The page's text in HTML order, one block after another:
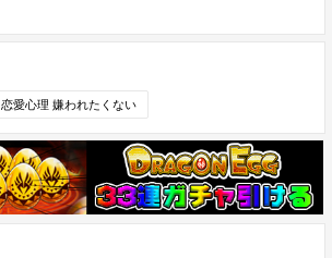
恋愛心理 嫌われたくない